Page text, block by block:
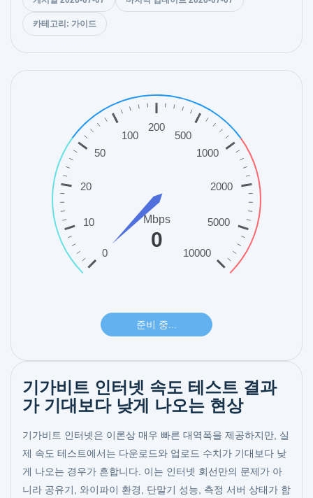
카테고리: 가이드
기가비트 인터넷 속도 테스트 결과
가 기대보다 낮게 나오는 현상
기가비트 인터넷은 이론상 매우 빠른 대역폭을 제공하지만, 실
제 속도 테스트에서는 다운로드와 업로드 수치가 기대보다 낮
게 나오는 경우가 흔합니다. 이는 인터넷 회선만의 문제가 아
니라 공유기, 와이파이 환경, 단말기 성능, 측정 서버 상태가 함